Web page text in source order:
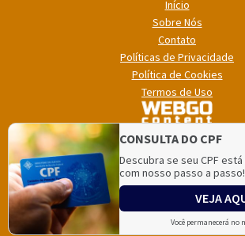
CONSULTA DO CPF
Descubra se seu CPF
com nosso passo a passo!
VEJA
Você permanecerá no
Início
Sobre Nós
Contato
Políticas de Privacidade
Política de Cookies
Termos de Uso
Direitos e Benefícios Sociais é mantido e
especialista em
criação de sitesecriação de